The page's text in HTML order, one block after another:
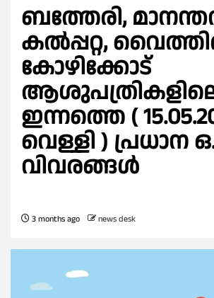
ബത്തേരി,
കൽപ്പറ്റ,
കോഴിക്കോട്
ഇന്നത്തെ (
വെള്ളി ) പ്രധാന
വിവരങ്ങൾ
3 months ago news desk